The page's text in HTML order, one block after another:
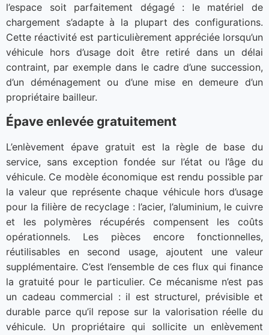
l’espace soit parfaitement dégagé : le matériel de
chargement s’adapte à la plupart des configurations.
Cette réactivité est particulièrement appréciée lorsqu’un
véhicule hors d’usage doit être retiré dans un délai
contraint, par exemple dans le cadre d’une succession,
d’un déménagement ou d’une mise en demeure d’un
propriétaire bailleur.
Épave enlevée gratuitement
L’enlèvement épave gratuit est la règle de base du
service, sans exception fondée sur l’état ou l’âge du
véhicule. Ce modèle économique est rendu possible par
la valeur que représente chaque véhicule hors d’usage
pour la filière de recyclage : l’acier, l’aluminium, le cuivre
et les polymères récupérés compensent les coûts
opérationnels. Les pièces encore fonctionnelles,
réutilisables en second usage, ajoutent une valeur
supplémentaire. C’est l’ensemble de ces flux qui finance
la gratuité pour le particulier. Ce mécanisme n’est pas
un cadeau commercial : il est structurel, prévisible et
durable parce qu’il repose sur la valorisation réelle du
véhicule. Un propriétaire qui sollicite un enlèvement